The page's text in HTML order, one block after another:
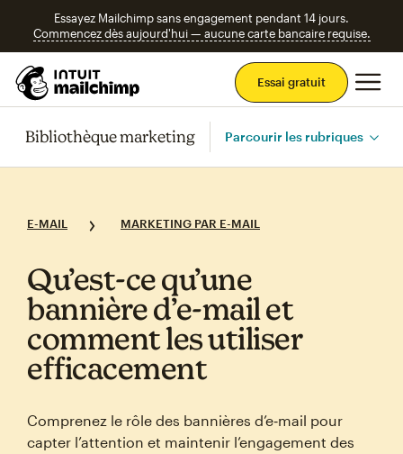
Essayez Mailchimp sans engagement pendant 14 jours.
Commencez dès aujourd'hui — aucune carte bancaire requise.
Essai gratuit
Bibliothèque marketing Parcourir les rubriques
E-MAIL MARKETING PAR E-MAIL
Qu’est‑ce qu’une
bannière d’e‑mail et
comment les utiliser
efficacement
Comprenez le rôle des bannières d’e‑mail pour
capter l’attention et maintenir l’engagement des